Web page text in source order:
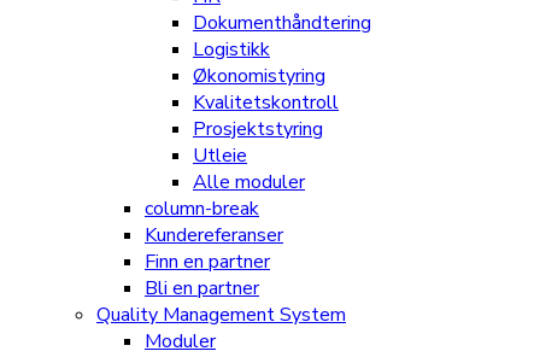
Dokumenthåndtering
Logistikk
Økonomistyring
Kvalitetskontroll
Prosjektstyring
Utleie
Alle moduler
column-break
Kundereferanser
Finn en partner
Bli en partner
Quality Management System
Moduler